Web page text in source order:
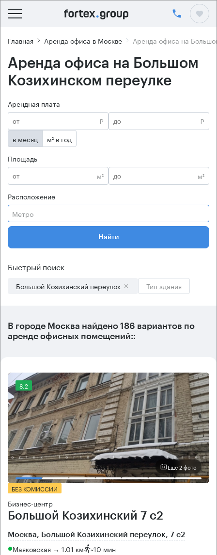
Главная Аренда офиса в Москве Аренда офиса на
Аренда офиса на Большом
Козихинском переулке
Арендная плата
₽
₽
в месяц
м² в год
Площадь
м²
м²
Расположение
Метро
Найти
Быстрый поиск
Большой Козихинский переулок Тип здания
В городе Москва найдено 186 вариантов по
аренде офисных помещений::
8.2
Еще 2 фото
БЕЗ КОМИССИИ
Бизнес-центр
Большой Козихинский 7 с2
Москва, Большой Козихинский переулок, 7 с2
Маяковская → 1.01 км ~10 мин